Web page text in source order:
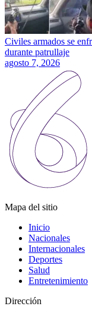
Civiles armados se
durante patrullaje
agosto 7, 2026
Mapa del sitio
Inicio
Nacionales
Internacionales
Deportes
Salud
Entretenimiento
Dirección